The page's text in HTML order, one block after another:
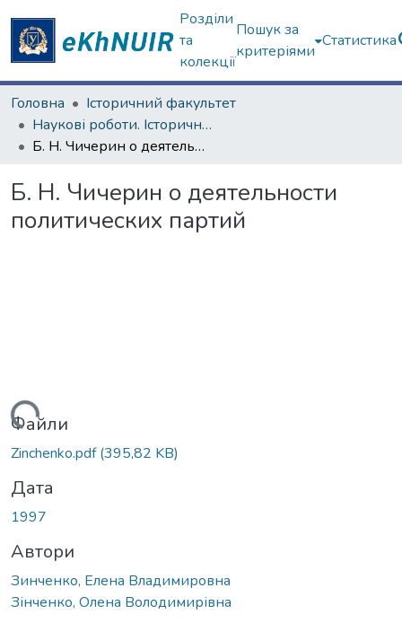
Розділи
та
колекції
Пошук за
критеріями
Статистика
Головна
Історичний факультет
Наукові роботи. Історичний факультет
Б. Н. Чичерин о деятельности политических партий
Б. Н. Чичерин о деятельности
политических партий
Файли
Zinchenko.pdf(395,82 KB)
Дата
1997
Автори
Зинченко, Елена Владимировна
Зінченко, Олена Володимирівна